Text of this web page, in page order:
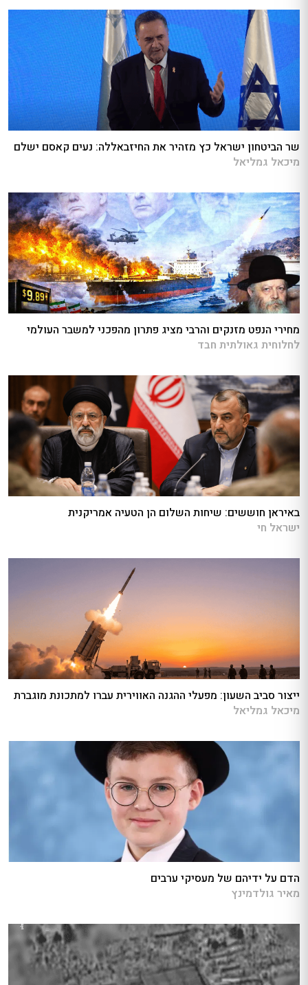
שר הביטחון ישראל כץ מזהיר את החיזבאללה: נעים קאסם ישלם
מיכאל גמליאל
מחירי הנפט מזנקים והרבי מציג פתרון מהפכני למשבר העולמי
לחלוחית גאולתית חבד
באיראן חוששים: שיחות השלום הן הטעיה אמריקנית
ישראל חי
ייצור סביב השעון: מפעלי ההגנה האווירית עברו למתכונת מוגברת
מיכאל גמליאל
הדם על ידיהם של מעסיקי ערבים
מאיר גולדמינץ